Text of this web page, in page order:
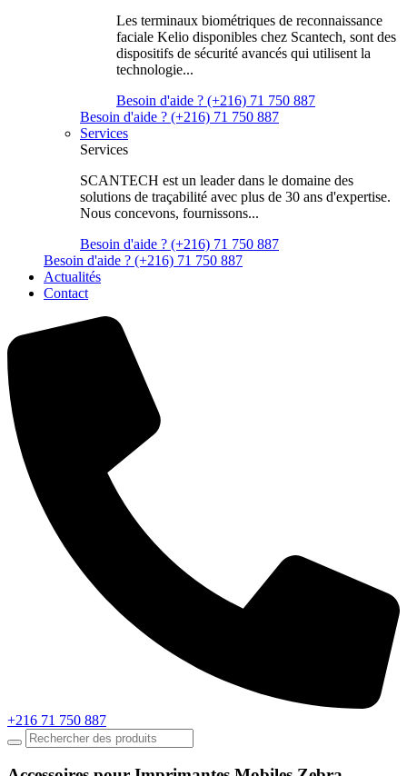
Les terminaux biométriques de reconnaissance
faciale Kelio disponibles chez Scantech, sont des
dispositifs de sécurité avancés qui utilisent la
technologie...
Besoin d'aide ? (+216) 71 750 887
Besoin d'aide ? (+216) 71 750 887
Services
Services
SCANTECH est un leader dans le domaine des
solutions de traçabilité avec plus de 30 ans d'expertise.
Nous concevons, fournissons...
Besoin d'aide ? (+216) 71 750 887
Besoin d'aide ? (+216) 71 750 887
Actualités
Contact
+216 71 750 887